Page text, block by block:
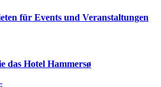
für Events und Veranstaltungen
das Hotel Hammersø